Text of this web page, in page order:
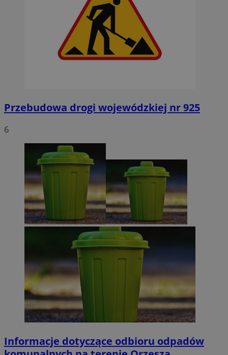
Przebudowa drogi wojewódzkiej nr 925
6
Informacje dotyczące odbioru odpadów